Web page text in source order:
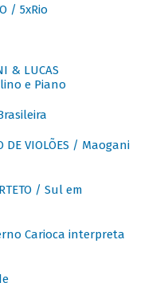
/ 5xRio
& LUCAS
e Piano
DE VIOLÕES / Maogani
/ Sul em
Carioca interpreta